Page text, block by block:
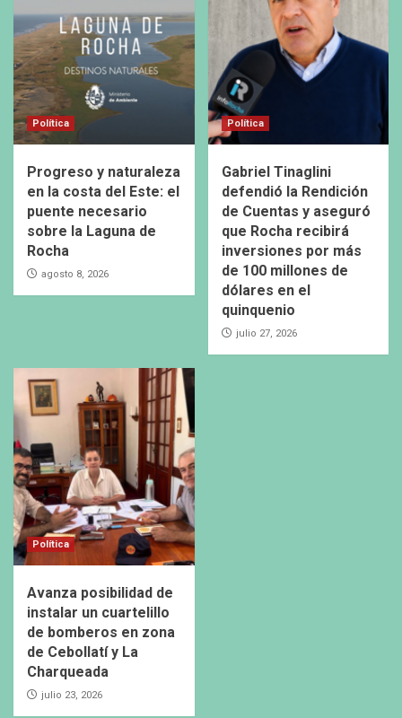
Política
Progreso y naturaleza
en la costa del Este: el
puente necesario
sobre la Laguna de
Rocha
agosto 8, 2026
Política
Gabriel Tinaglini
defendió la Rendición
de Cuentas y aseguró
que Rocha recibirá
inversiones por más
de 100 millones de
dólares en el
quinquenio
julio 27, 2026
Política
Avanza posibilidad de
instalar un cuartelillo
de bomberos en zona
de Cebollatí y La
Charqueada
julio 23, 2026